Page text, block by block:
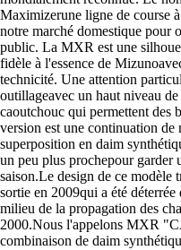
Maximizerune ligne de course
notre marché domestique
public. La MXR est une
fidèle à l'essence de
technicité. Une attention
outillageavec un haut niveau
caoutchouc qui permettent des
version est une continuation de
superposition en daim
un peu plus prochepour garder
saison.Le design de ce
sortie en 2009qui a été
milieu de la propagation des
2000.Nous l'appelons MXR
combinaison de daim